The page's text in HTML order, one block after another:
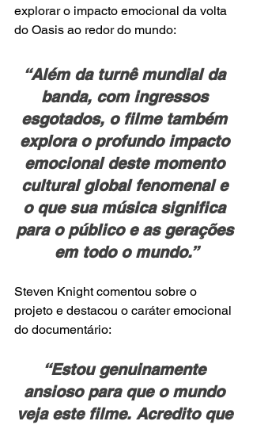
explorar o impacto emocional da volta
do Oasis ao redor do mundo:
“Além da turnê mundial da
banda, com ingressos
esgotados, o filme também
explora o profundo impacto
emocional deste momento
cultural global fenomenal e
o que sua música significa
para o público e as gerações
em todo o mundo.”
Steven Knight comentou sobre o
projeto e destacou o caráter emocional
do documentário:
“Estou genuinamente
ansioso para que o mundo
veja este filme. Acredito que